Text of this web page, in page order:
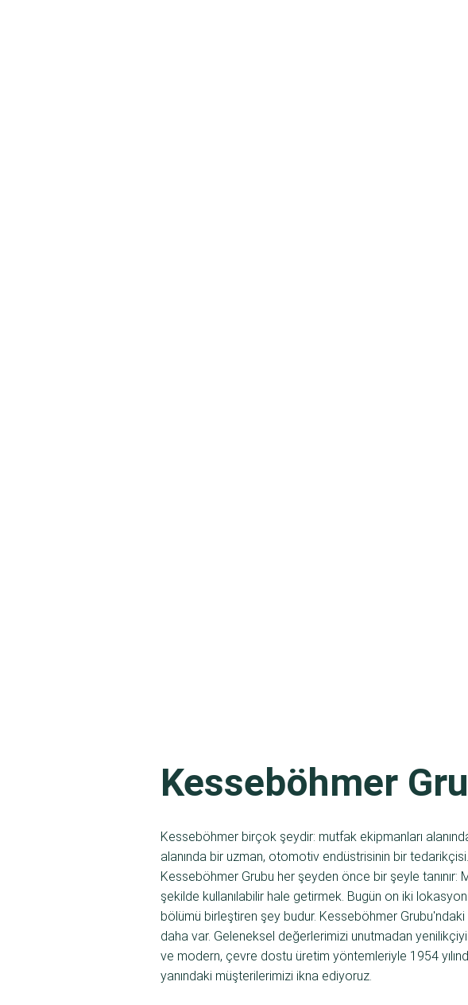
Kesseböhmer
Kesseböhmer birçok şeydir: mutfak ekipmanları
alanında bir uzman, otomotiv endüstrisinin bir
Kesseböhmer Grubu her şeyden önce bir şeyle tanınır:
şekilde kullanılabilir hale getirmek. Bugün on iki
bölümü birleştiren şey budur. Kesseböhmer
daha var. Geleneksel değerlerimizi unutmadan
ve modern, çevre dostu üretim yöntemleriyle 1954
yanındaki müşterilerimizi ikna ediyoruz.